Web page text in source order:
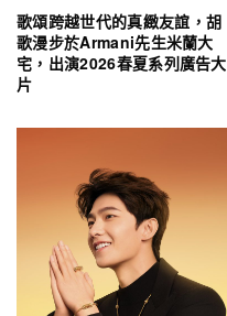
歌頌跨越世代的真緻友誼，胡
歌漫步於Armani先生米蘭大
宅，出演2026春夏系列廣告大
片